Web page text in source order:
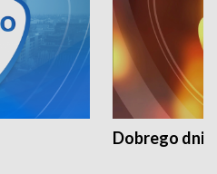
Dobrego dnia